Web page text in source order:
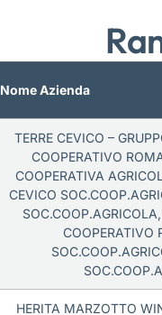
Nome Azienda
TERRE CEVICO –
COOPERATIVO
COOPERATIVA
CEVICO
COOPERATIVO
HERITA MARZOTTO